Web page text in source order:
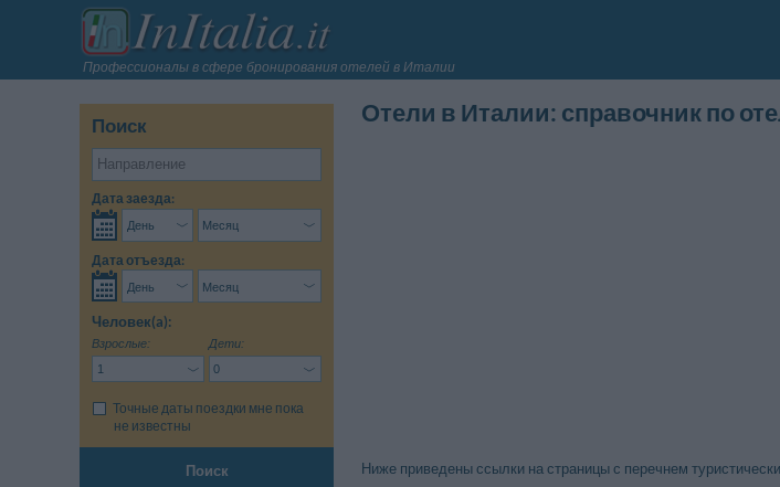
Профессионалы в сфере бронирования отелей в Италии
Поиск
Дата заезда:
Дата отъезда:
Человек(a):
Взрослые: Дети:
Точные даты поездки мне пока
не известны
Поиск
Отели в Италии: справочник по
Ниже приведены ссылки на страницы с перечнем